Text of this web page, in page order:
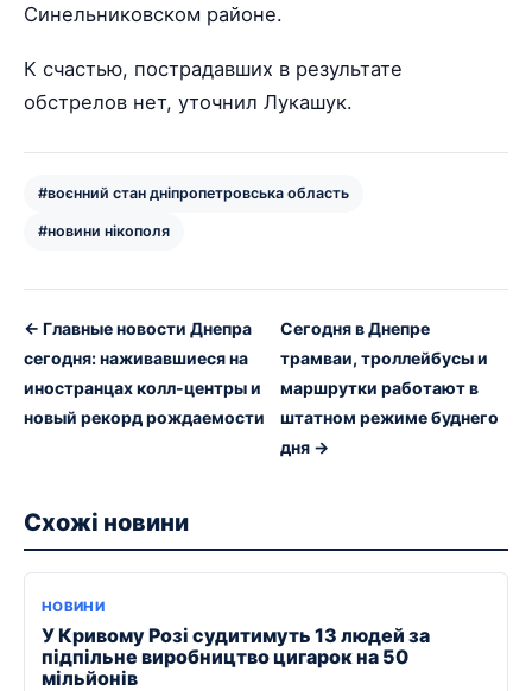
Синельниковском районе.
К счастью, пострадавших в результате
обстрелов нет, уточнил Лукашук.
#воєнний стан дніпропетровська область
#новини нікополя
← Главные новости Днепра
сегодня: наживавшиеся на
иностранцах колл-центры и
новый рекорд рождаемости
Сегодня в Днепре
трамваи, троллейбусы и
маршрутки работают в
штатном режиме буднего
дня →
Схожі новини
НОВИНИ
У Кривому Розі судитимуть 13 людей за
підпільне виробництво цигарок на 50
мільйонів